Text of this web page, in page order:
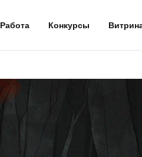
Работа Конкурсы